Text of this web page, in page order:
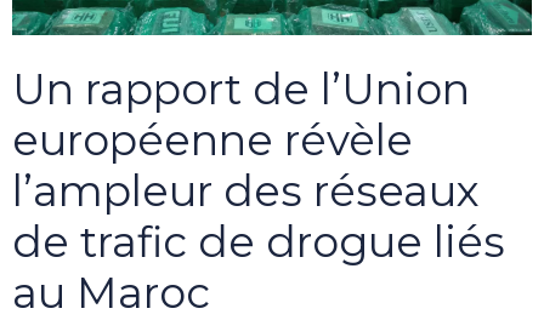
Un rapport de l’Union
européenne révèle
l’ampleur des réseaux
de trafic de drogue liés
au Maroc